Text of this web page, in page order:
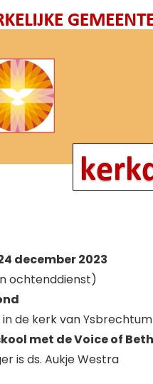
december 2023
ochtenddienst)
in de kerk van Ysbrechtum
met de Voice of
is ds. Aukje Westra